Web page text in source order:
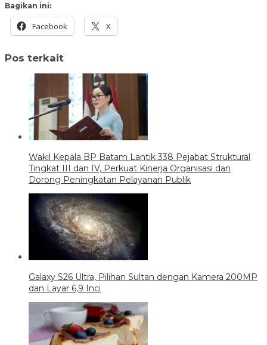
Bagikan ini:
Facebook X
Pos terkait
Wakil Kepala BP Batam Lantik 338 Pejabat Struktural
Tingkat III dan IV, Perkuat Kinerja Organisasi dan
Dorong Peningkatan Pelayanan Publik
Galaxy S26 Ultra, Pilihan Sultan dengan Kamera 200MP
dan Layar 6,9 Inci